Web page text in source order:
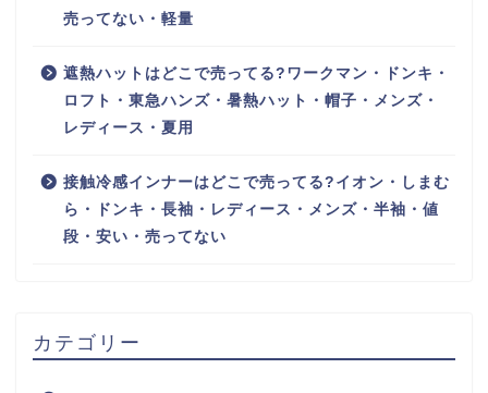
売ってない・軽量
遮熱ハットはどこで売ってる?ワークマン・ドンキ・
ロフト・東急ハンズ・暑熱ハット・帽子・メンズ・
レディース・夏用
接触冷感インナーはどこで売ってる?イオン・しまむ
ら・ドンキ・長袖・レディース・メンズ・半袖・値
段・安い・売ってない
カテゴリー